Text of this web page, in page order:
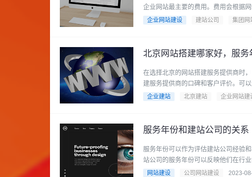
企业网站最主要的费用。费用会根据
企业网站建设 建站公司 集团网
北京网站搭建哪家好，服
在选择北京的网站搭建服务提供商时
建服务提供商的口碑和客户评价。可
企业建站 北京建站 企业网站建
服务年份和建站公司的关系
服务年份可以作为评估建站公司经验
站公司的服务年份可以反映他们在行
网站建设 公司网站建设 2023-